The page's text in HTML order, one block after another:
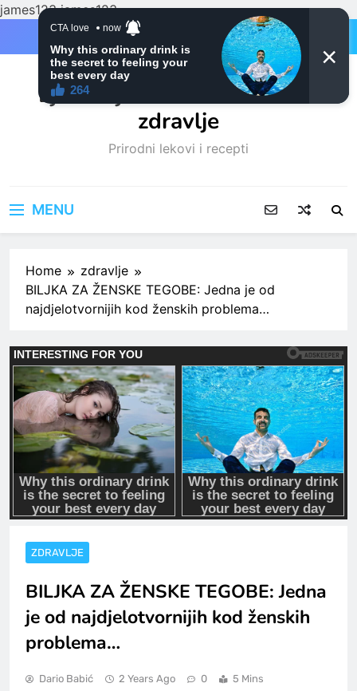
james123james123
Ljubitelji mačaka i Prirodno
zdravlje
Prirodni lekovi i recepti
MENU
Home
zdravlje
BILJKA ZA ŽENSKE TEGOBE: Jedna je od
najdjelotvornijih kod ženskih problema…
ZDRAVLJE
BILJKA ZA ŽENSKE TEGOBE: Jedna
je od najdjelotvornijih kod ženskih
problema…
Dario Babić 2 Years Ago 0 5 Mins